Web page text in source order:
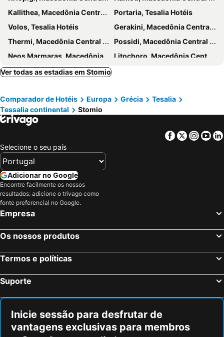
Kallithea, Macedônia Central Hotéis
Portaria, Tesalia Hotéis
Volos, Tesalia Hotéis
Gerakini, Macedônia Central Hotéis
Thermi, Macedônia Central Hotéis
Possidi, Macedônia Central Hotéis
Neos Marmaras, Macedônia Central Hotéis
Litochoro, Macedônia Central Hotéis
Áfitos, Macedônia Central Hotéis
Polygyros, Macedônia Central Hotéis
Metamorfosis - Halkidiki, Macedônia Central Hotéis
Kassandria, Macedônia Central Hotéis
Pirgadikia, Macedônia Central Hotéis
Nea Kallikratia, Macedônia Central Hotéis
Sani, Macedônia Central Hotéis
Kalambaka, Tesalia Hotéis
Koukounaries, Tesalia Hotéis
Atenas, Ática Hotéis
Mykonos-Town, Sul do Mar Egeu Hotéis
Ixia, Sul do Mar Egeu Hotéis
Corfu-Cidade, Ilhas Jônicas ou Jónicas Hotéis
Imerovigli, Sul do Mar Egeu Hotéis
Ver todas as estadias em Stomio
Comparador de Hotéis Europa Grécia
Tesalia
Тessalia continental
Stomio
Facebook
Twitter
Selecione o seu país
Adicionar no Google
Encontre facilmente os nossos
resultados: adicione o trivago como
fonte preferencial no Google.
Empresa
Os nossos produtos
Termos e políticas
Suporte
Inicie sessão para desfrutar de
vantagens exclusivas para membros